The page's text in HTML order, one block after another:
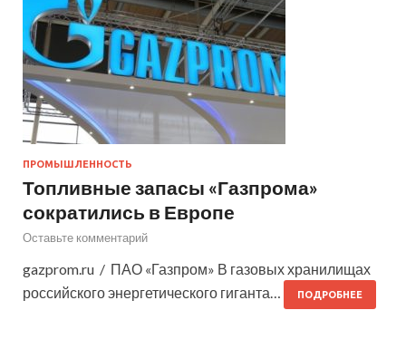
ПРОМЫШЛЕННОСТЬ
Топливные запасы «Газпрома»
сократились в Европе
Оставьте комментарий
gazprom.ru / ПАО «Газпром» В газовых хранилищах
российского энергетического гиганта…
ПОДРОБНЕЕ